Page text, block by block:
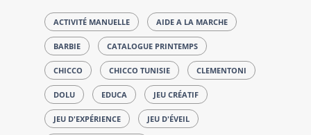
ACTIVITÉ MANUELLE AIDE A LA MARCHE
BARBIE CATALOGUE PRINTEMPS
CHICCO CHICCO TUNISIE CLEMENTONI
DOLU EDUCA JEU CRÉATIF
JEU D'EXPÉRIENCE JEU D'ÉVEIL